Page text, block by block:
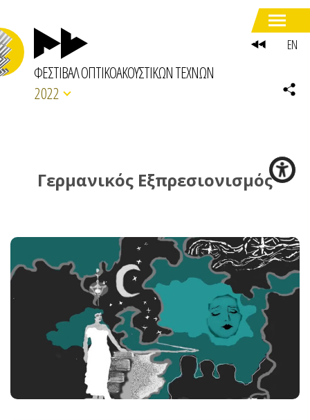
ΦΕΣΤΙΒΑΛ ΟΠΤΙΚΟΑΚΟΥΣΤΙΚΩΝ ΤΕΧΝΩΝ
2022
Γερμανικός Εξπρεσιονισμός
EN